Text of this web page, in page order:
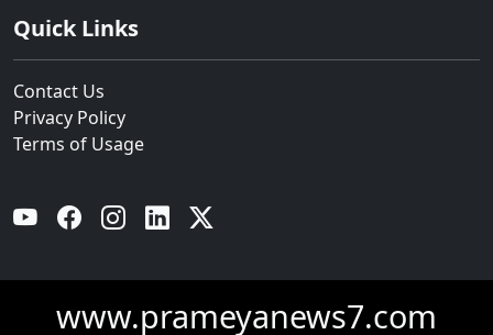
Quick Links
Contact Us
Privacy Policy
Terms of Usage
YouTube Facebook Instagram Linkedin
www.prameyanews7.com